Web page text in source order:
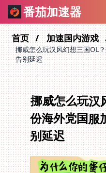
番茄加速器
首页 加速国内游戏
挪威怎么玩汉风幻想三国OL
告别延迟
挪威怎么玩汉
份海外党国
别延迟